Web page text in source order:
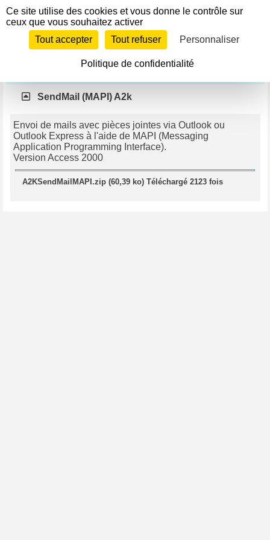
Télécharger
Si le lien ne fonctionne pas, contactez le webmestre pour
SendMail (MAPI) A2k
Envoi de mails avec pièces jointes via Outlook ou
Outlook Express à l'aide de MAPI (Messaging
Application Programming Interface).
Version Access 2000
A2KSendMailMAPI.zip (60,39 ko) Téléchargé 2123 fois
Panneau de gestion des cookies
Ce site utilise des cookies et vous donne le contrôle sur
ceux que vous souhaitez activer
Tout accepter
Tout refuser Personnaliser
Politique de confidentialité